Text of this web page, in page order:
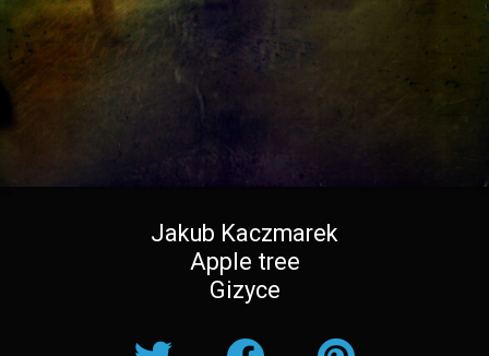
Jakub Kaczmarek
Apple tree
Gizyce